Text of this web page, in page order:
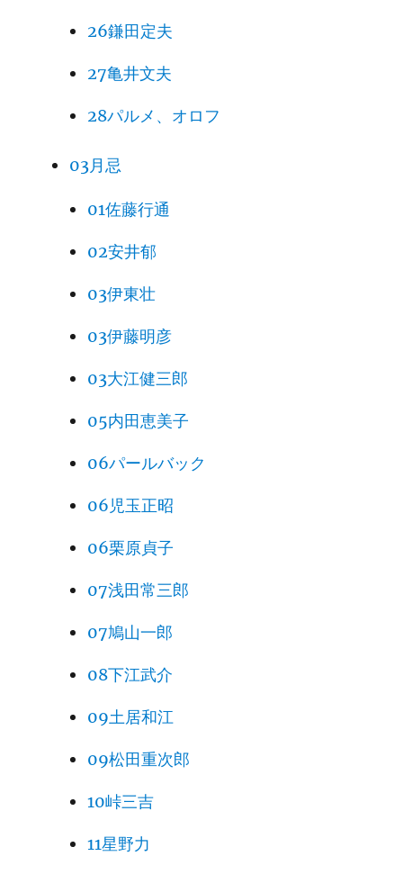
26鎌田定夫
27亀井文夫
28パルメ、オロフ
03月忌
01佐藤行通
02安井郁
03伊東壮
03伊藤明彦
03大江健三郎
05内田恵美子
06パールバック
06児玉正昭
06栗原貞子
07浅田常三郎
07鳩山一郎
08下江武介
09土居和江
09松田重次郎
10峠三吉
11星野力